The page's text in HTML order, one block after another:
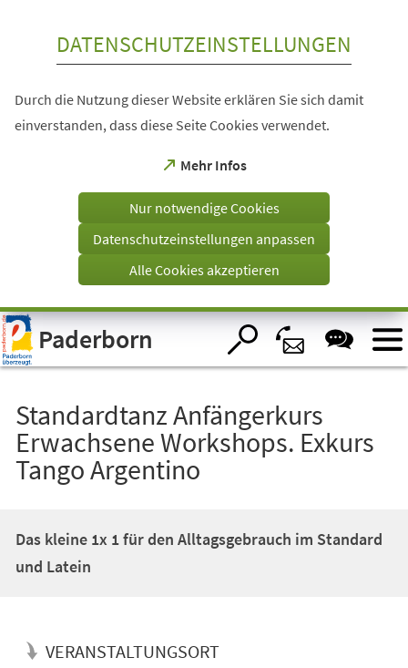
Visuelle
Assistenzsoftware
öffnen.
DATENSCHUTZEINSTELLUNGEN
Durch die Nutzung dieser Website erklären Sie sich damit
einverstanden, dass diese Seite Cookies verwendet.
Mehr Infos
(Öffnet
einem
Tab)
Nur notwendige Cookies
Datenschutzeinstellungen anpassen
Alle Cookies akzeptieren
Paderborn
Standardtanz Anfängerkurs
Erwachsene Workshops. Exkurs
Tango Argentino
Das kleine 1x 1 für den Alltagsgebrauch im Standard
und Latein
VERANSTALTUNGSORT